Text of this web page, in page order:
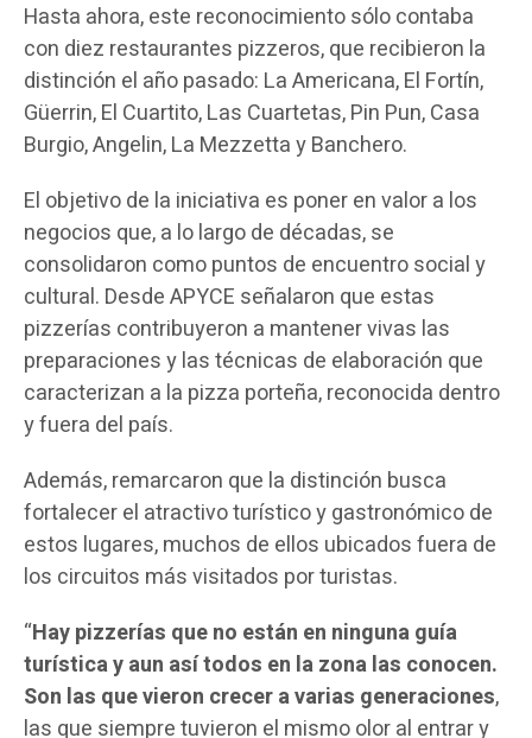
Hasta ahora, este reconocimiento sólo contaba
con diez restaurantes pizzeros, que recibieron la
distinción el año pasado: La Americana, El Fortín,
Güerrin, El Cuartito, Las Cuartetas, Pin Pun, Casa
Burgio, Angelin, La Mezzetta y Banchero.
El objetivo de la iniciativa es poner en valor a los
negocios que, a lo largo de décadas, se
consolidaron como puntos de encuentro social y
cultural. Desde APYCE señalaron que estas
pizzerías contribuyeron a mantener vivas las
preparaciones y las técnicas de elaboración que
caracterizan a la pizza porteña, reconocida dentro
y fuera del país.
Además, remarcaron que la distinción busca
fortalecer el atractivo turístico y gastronómico de
estos lugares, muchos de ellos ubicados fuera de
los circuitos más visitados por turistas.
“Hay pizzerías que no están en ninguna guía
turística y aun así todos en la zona las conocen.
Son las que vieron crecer a varias generaciones,
las que siempre tuvieron el mismo olor al entrar y